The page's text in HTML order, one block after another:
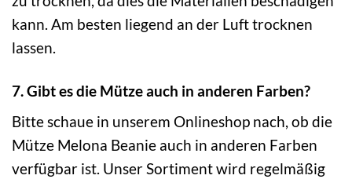
kann. Am besten liegend an der Luft trocknen
lassen.
7. Gibt es die Mütze auch in anderen Farben?
Bitte schaue in unserem Onlineshop nach, ob die
Mütze Melona Beanie auch in anderen Farben
verfügbar ist. Unser Sortiment wird regelmäßig